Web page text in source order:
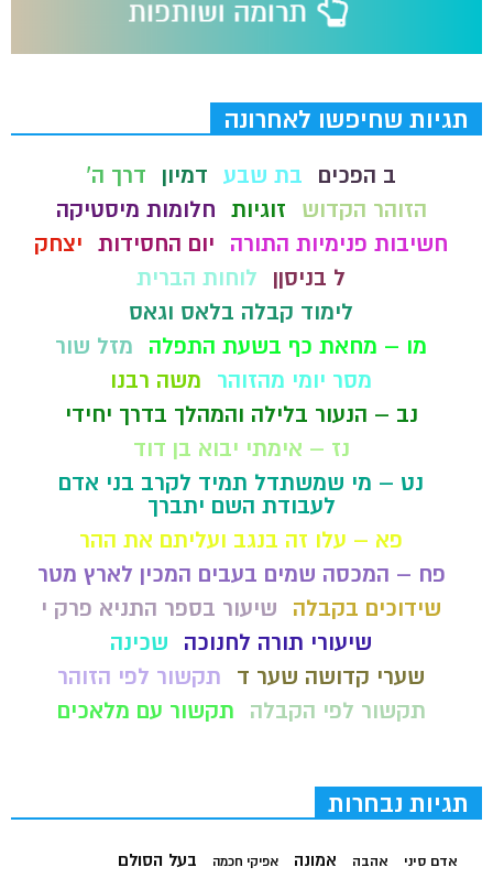
תגיות שחיפשו לאחרונה
ב הפכים בת שבע דמיון
דרך ה'
הזוהר הקדוש
זוגיות חלומות מיסטיקה
חשיבות פנימיות התורה
יום החסידות יצחק
ל בניסןן
לוחות הברית
לימוד קבלה בלאס וגאס
מו – מחאת כף בשעת התפלה
מזל שור
מסר יומי מהזוהר
משה רבנו
נב – הנעור בלילה והמהלך בדרך יחידי
נז – אימתי יבוא בן דוד
נט – מי שמשתדל תמיד לקרב בני אדם
לעבודת השם יתברך
פא – עלו זה בנגב ועליתם את ההר
פח – המכסה שמים בעבים המכין לארץ מטר
שידוכים בקבלה
שיעור בספר התניא פרק י
שיעורי תורה לחנוכה
שכינה
שערי קדושה שער ד
תקשור לפי הזוהר
תקשור לפי הקבלה
תקשור עם מלאכים
תגיות נבחרות
אדם סיני אהבה אמונה אפיקי חכמה בעל הסולם